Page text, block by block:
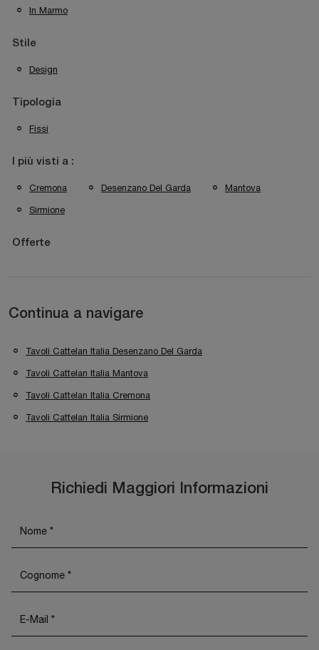
In Marmo
Stile
Design
Tipologia
Fissi
I più visti a :
Cremona Desenzano Del Garda Mantova
Sirmione
Offerte
Continua a navigare
Tavoli Cattelan Italia Desenzano Del Garda
Tavoli Cattelan Italia Mantova
Tavoli Cattelan Italia Cremona
Tavoli Cattelan Italia Sirmione
Richiedi Maggiori Informazioni